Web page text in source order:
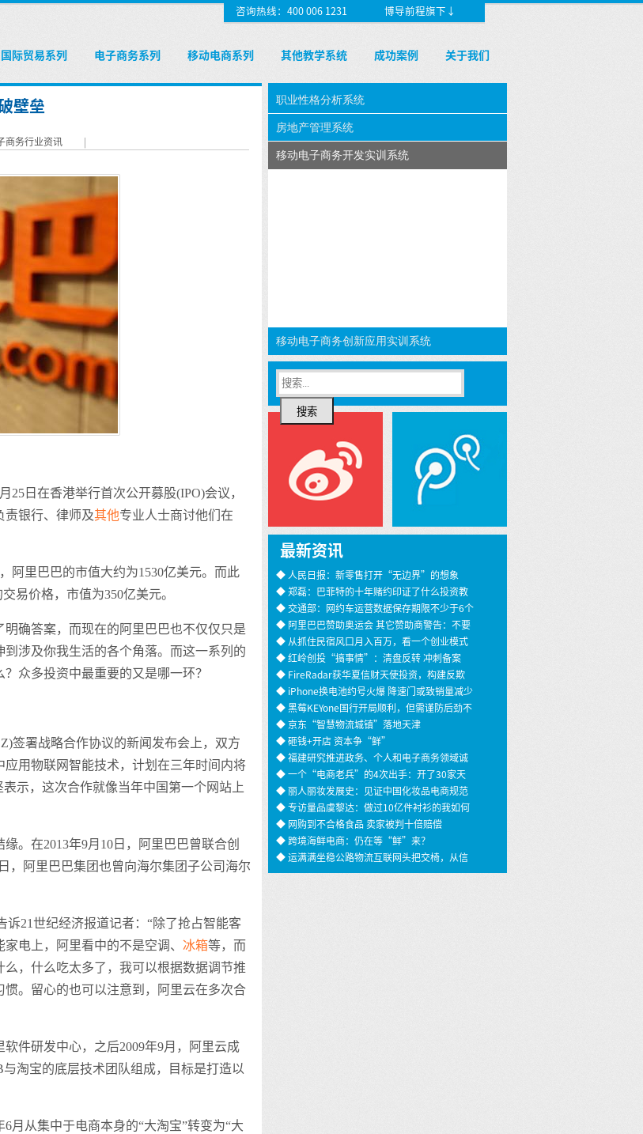
咨询热线：400 006 1231 博导前程旗下↓
国际贸易系列 电子商务系列 移动电商系列 其他教学系统 成功案例 关于我们
壁垒
商务行业资讯
|
日在香港举行首次公开募股(IPO)会议，
责银行、律师及其他专业人士商讨他们在
里巴巴的市值大约为1530亿美元。而此
易价格，市值为350亿美元。
确答案，而现在的阿里巴巴也不仅仅只是
涉及你我生活的各个角落。而这一系列的
众多投资中最重要的又是哪一环？
署战略合作协议的新闻发布会上，双方
应用物联网智能技术，计划在三年时间内将
示，这次合作就像当年中国第一个网站上
在2013年9月10日，阿里巴巴曾联合创
，阿里巴巴集团也曾向海尔集团子公司海尔
21世纪经济报道记者：“除了抢占智能客
电上，阿里看中的不是空调、 冰箱等，而
，什么吃太多了，我可以根据数据调节推
。留心的也可以注意到，阿里云在多次合
件研发中心，之后2009年9月，阿里云成
淘宝的底层技术团队组成，目标是打造以
从集中于电商本身的“大淘宝”转变为“大
搜索
最新资讯
◆ 人民日报：新零售打开“无边界”的想象
◆ 郑磊：巴菲特的十年赌约印证了什么投资教
训
◆ 交通部：网约车运营数据保存期限不少于6个
月
◆ 阿里巴巴赞助奥运会 其它赞助商警告：不要
过界
◆ 从抓住民宿风口月入百万，看一个创业模式
◆ 红岭创投“搞事情”：清盘反转 冲刺备案
◆ FireRadar获华夏信财天使投资，构建反欺
诈安全服务
◆ iPhone换电池约号火爆 降速门或致销量减少
1600万
◆ 黑莓KEYone国行开局顺利，但需谨防后劲不
足
◆ 京东“智慧物流城镇”落地天津
◆ 砸钱+开店 资本争“鲜”
◆ 福建研究推进政务、个人和电子商务领域诚
信建设
◆ 一个“电商老兵”的4次出手：开了30家天
猫店，年销30亿
◆ 丽人丽妆发展史：见证中国化妆品电商规范
化之路
◆ 专访量品虞黎达：做过10亿件衬衫的我如何
用399价格做个性定制衬衫？ …
◆ 网购到不合格食品 卖家被判十倍赔偿
◆ 跨境海鲜电商：仍在等“鲜”来？
◆ 运满满坐稳公路物流互联网头把交椅，从信
息撮合到车货匹配